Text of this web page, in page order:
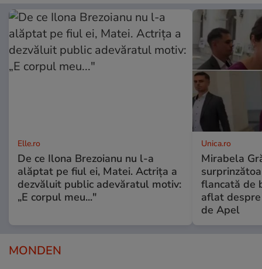
Elle.ro
De ce Ilona Brezoianu nu l-a
alăptat pe fiul ei, Matei. Actrița a
dezvăluit public adevăratul motiv:
„E corpul meu..."
Unica.ro
Mirabela
flancată de
aflat
de Apel
MONDEN